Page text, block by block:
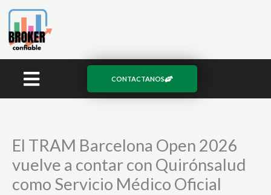
contenido
CONTACTANOS
El TRAM Barcelona Open 2026
vuelve a contar con Quirónsalud
como Servicio Médico Oficial